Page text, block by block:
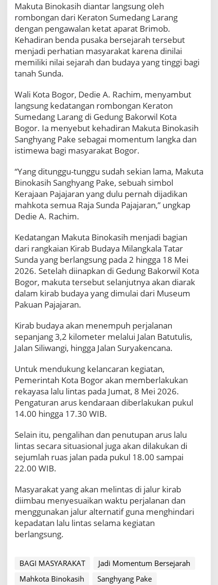
P
a
k
"
T
i
d
i
K
o
t
a
B
o
o
r
,
J
M
o
m
n
t
u
e
s
e
a
r
h
b
i
M
a
s
r
a
k
a
t
Makuta Binokasih diantar langsung oleh
rombongan dari Keraton Sumedang Larang
dengan pengawalan ketat aparat Brimob.
Kehadiran benda pusaka bersejarah tersebut
menjadi perhatian masyarakat karena dinilai
memiliki nilai sejarah dan budaya yang tinggi bagi
tanah Sunda.
Wali Kota Bogor, Dedie A. Rachim, menyambut
langsung kedatangan rombongan Keraton
Sumedang Larang di Gedung Bakorwil Kota
Bogor. Ia menyebut kehadiran Makuta Binokasih
Sanghyang Pake sebagai momentum langka dan
istimewa bagi masyarakat Bogor.
“Yang ditunggu-tunggu sudah sekian lama, Makuta
Binokasih Sanghyang Pake, sebuah simbol
Kerajaan Pajajaran yang dulu pernah dijadikan
mahkota semua Raja Sunda Pajajaran,” ungkap
Dedie A. Rachim.
Kedatangan Makuta Binokasih menjadi bagian
dari rangkaian Kirab Budaya Milangkala Tatar
Sunda yang berlangsung pada 2 hingga 18 Mei
2026. Setelah diinapkan di Gedung Bakorwil Kota
Bogor, makuta tersebut selanjutnya akan diarak
dalam kirab budaya yang dimulai dari Museum
Pakuan Pajajaran.
Kirab budaya akan menempuh perjalanan
sepanjang 3,2 kilometer melalui Jalan Batutulis,
Jalan Siliwangi, hingga Jalan Suryakencana.
Untuk mendukung kelancaran kegiatan,
Pemerintah Kota Bogor akan memberlakukan
rekayasa lalu lintas pada Jumat, 8 Mei 2026.
Pengaturan arus kendaraan diberlakukan pukul
14.00 hingga 17.30 WIB.
Selain itu, pengalihan dan penutupan arus lalu
lintas secara situasional juga akan dilakukan di
sejumlah ruas jalan pada pukul 18.00 sampai
22.00 WIB.
Masyarakat yang akan melintas di jalur kirab
diimbau menyesuaikan waktu perjalanan dan
menggunakan jalur alternatif guna menghindari
kepadatan lalu lintas selama kegiatan
berlangsung.
BAGI MASYARAKAT
Jadi Momentum Bersejarah
Mahkota Binokasih
Sanghyang Pake